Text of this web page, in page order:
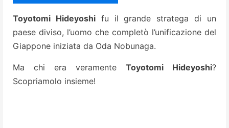
Toyotomi Hideyoshifu il grande stratega di un
paese diviso, l’uomo che completò l’unificazione del
Giappone iniziata da Oda Nobunaga.
Ma chi era veramente Toyotomi Hideyoshi?
Scopriamolo insieme!